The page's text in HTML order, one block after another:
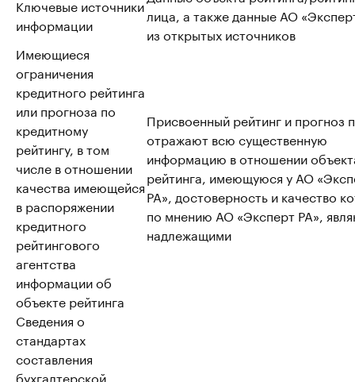
Ключевые источники
информации
лица, а также данные АО
из открытых источников
Имеющиеся
ограничения
кредитного рейтинга
или прогноза по
кредитному
рейтингу, в том
числе в отношении
качества имеющейся
в распоряжении
кредитного
рейтингового
агентства
информации об
объекте рейтинга
Присвоенный рейтинг и прогноз
отражают всю существенную
информацию в отношении
рейтинга, имеющуюся у АО
РА», достоверность и качество
по мнению АО «Эксперт РА»,
надлежащими
Сведения о
стандартах
составления
бухгалтерской